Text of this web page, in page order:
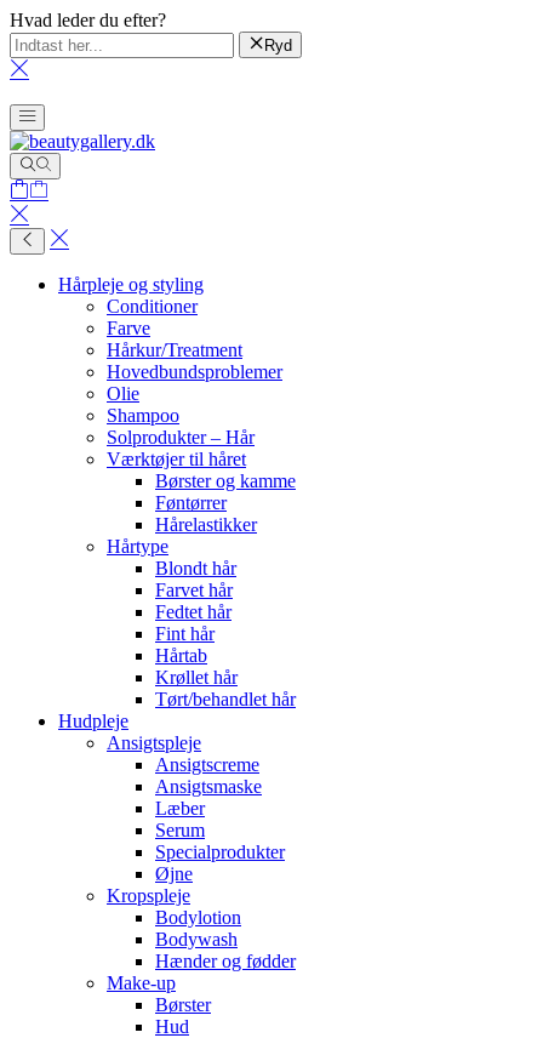
Hvad leder du efter?
Ryd
Hårpleje og styling
Conditioner
Farve
Hårkur/Treatment
Hovedbundsproblemer
Olie
Shampoo
Solprodukter – Hår
Værktøjer til håret
Børster og kamme
Føntørrer
Hårelastikker
Hårtype
Blondt hår
Farvet hår
Fedtet hår
Fint hår
Hårtab
Krøllet hår
Tørt/behandlet hår
Hudpleje
Ansigtspleje
Ansigtscreme
Ansigtsmaske
Læber
Serum
Specialprodukter
Øjne
Kropspleje
Bodylotion
Bodywash
Hænder og fødder
Make-up
Børster
Hud